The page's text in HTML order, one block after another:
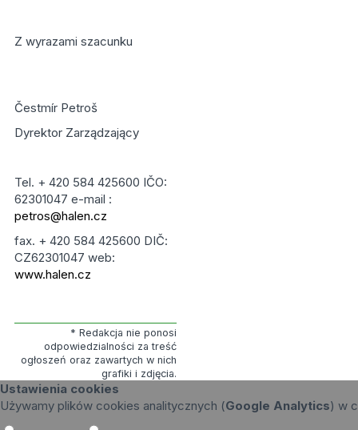
Z wyrazami szacunku
Čestmír Petroš
Dyrektor Zarządzający
Tel. + 420 584 425600 IČO:
62301047 e-mail :
petros@halen.cz
fax. + 420 584 425600 DIČ:
CZ62301047 web:
www.halen.cz
* Redakcja nie ponosi
odpowiedzialności za treść
ogłoszeń oraz zawartych w nich
grafiki i zdjęcia.
Ustawienia cookies
Używamy plików cookies analitycznych (Google Analytics) w